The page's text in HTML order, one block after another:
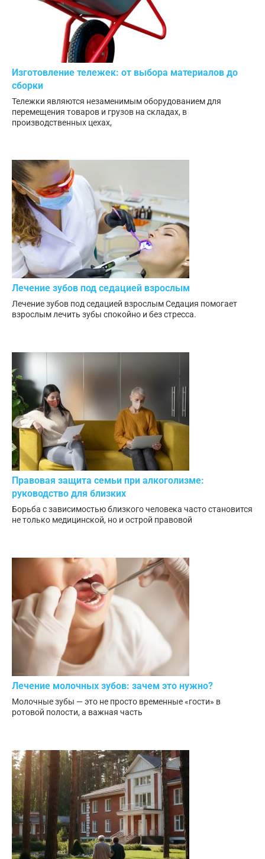
Изготовление тележек: от выбора материалов до
сборки
Тележки являются незаменимым оборудованием для
перемещения товаров и грузов на складах, в
производственных цехах,
Лечение зубов под седацией взрослым
Лечение зубов под седацией взрослым Седация помогает
взрослым лечить зубы спокойно и без стресса.
Правовая защита семьи при алкоголизме:
руководство для близких
Борьба с зависимостью близкого человека часто становится
не только медицинской, но и острой правовой
Лечение молочных зубов: зачем это нужно?
Молочные зубы — это не просто временные «гости» в
ротовой полости, а важная часть